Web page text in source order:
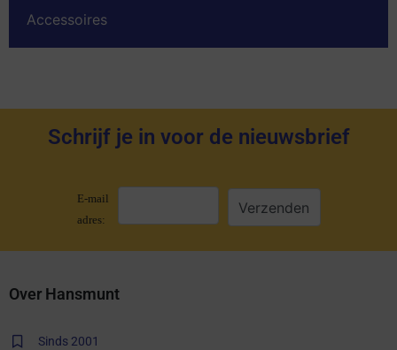
Accessoires
Schrijf je in voor de nieuwsbrief
E-mail
adres:
Over Hansmunt
Sinds 2001